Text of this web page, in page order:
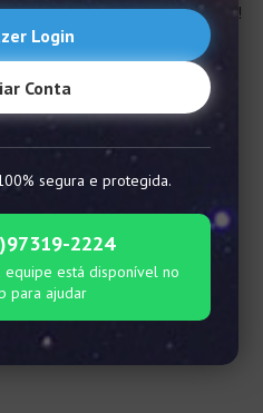
só começa em março!
a entrada do Sol na casa
e poderoso ciclo,regido
previsões para o
novo
Sol
Login
Conta
segura e protegida.
2224
equipe está disponível no
para ajudar